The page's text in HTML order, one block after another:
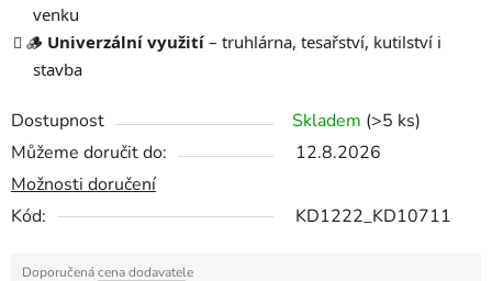
venku
🪵 Univerzální využití – truhlárna, tesařství, kutilství i
stavba
Dostupnost Skladem (>5 ks)
Můžeme doručit do:
12.8.2026
Možnosti doručení
Kód:
KD1222_KD10711